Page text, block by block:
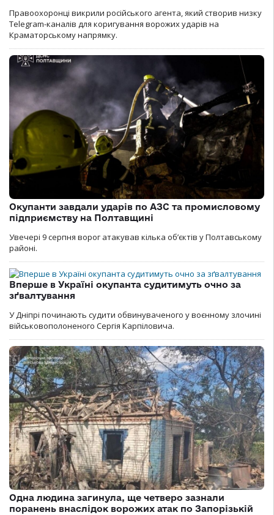
Правоохоронці викрили російського агента, який створив низку
Telegram-каналів для коригування ворожих ударів на
Краматорському напрямку.
Окупанти завдали ударів по АЗС та промисловому
підприємству на Полтавщині
Увечері 9 серпня ворог атакував кілька обʼєктів у Полтавському
районі.
Вперше в Україні окупанта судитимуть очно за
зґвалтування
У Дніпрі починають судити обвинуваченого у воєнному злочині
військовополоненого Сергія Карпіловича.
Одна людина загинула, ще четверо зазнали
поранень внаслідок ворожих атак по Запорізькій